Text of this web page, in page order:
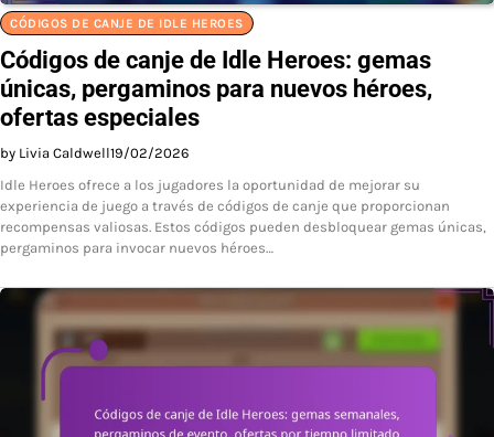
CÓDIGOS DE CANJE DE IDLE HEROES
Códigos de canje de Idle Heroes: gemas
únicas, pergaminos para nuevos héroes,
ofertas especiales
by Livia Caldwell19/02/2026
Idle Heroes ofrece a los jugadores la oportunidad de mejorar su
experiencia de juego a través de códigos de canje que proporcionan
recompensas valiosas. Estos códigos pueden desbloquear gemas únicas,
pergaminos para invocar nuevos héroes…